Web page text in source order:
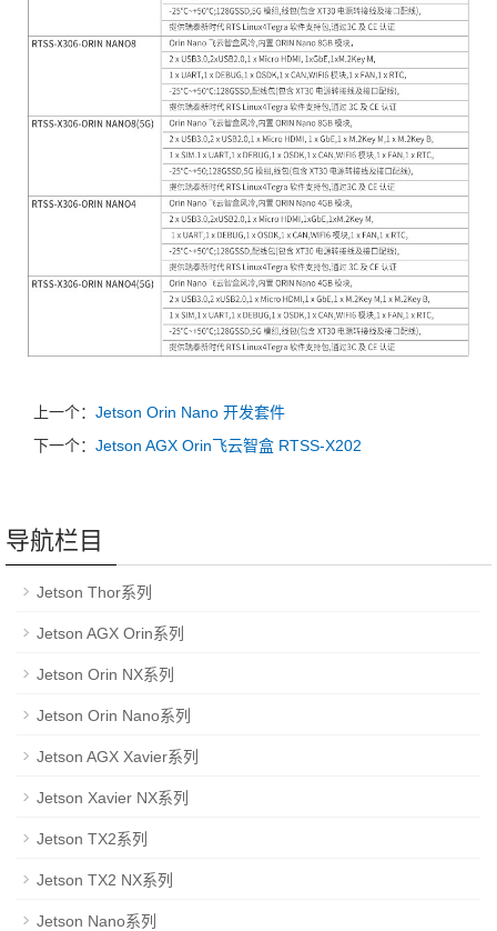
上一个： Jetson Orin Nano 开发套件
下一个： Jetson AGX Orin飞云智盒 RTSS-X202
导航栏目
Jetson Thor系列
Jetson AGX Orin系列
Jetson Orin NX系列
Jetson Orin Nano系列
Jetson AGX Xavier系列
Jetson Xavier NX系列
Jetson TX2系列
Jetson TX2 NX系列
Jetson Nano系列